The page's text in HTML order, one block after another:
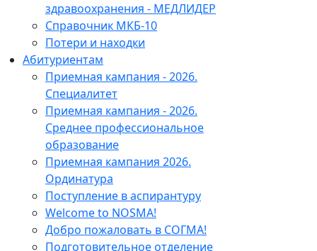
здравоохранения - МЕДЛИДЕР
Справочник МКБ-10
Потери и находки
Абитуриентам
Приемная кампания - 2026.
Специалитет
Приемная кампания - 2026.
Среднее профессиональное
образование
Приемная кампания 2026.
Ординатура
Поступление в аспирантуру
Welcome to NOSMA!
Добро пожаловать в СОГМА!
Подготовительное отделение